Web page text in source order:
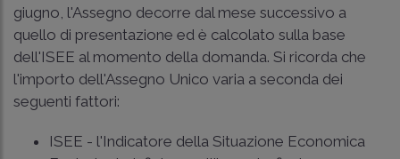
giugno, l'Assegno decorre dal mese successivo a
quello di presentazione ed è calcolato sulla base
dell'ISEE al momento della domanda. Si ricorda che
l'importo dell'Assegno Unico varia a seconda dei
seguenti fattori:
ISEE - l'Indicatore della Situazione Economica